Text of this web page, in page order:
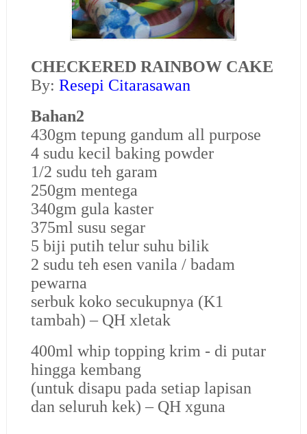
CHECKERED RAINBOW CAKE
By: Resepi Citarasawan
Bahan2
430gm tepung gandum all purpose
4 sudu kecil baking powder
1/2 sudu teh garam
250gm mentega
340gm gula kaster
375ml susu segar
5 biji putih telur suhu bilik
2 sudu teh esen vanila / badam
pewarna
serbuk koko secukupnya (K1
tambah) – QH xletak
400ml whip topping krim - di putar
hingga kembang
(untuk disapu pada setiap lapisan
dan seluruh kek) – QH xguna